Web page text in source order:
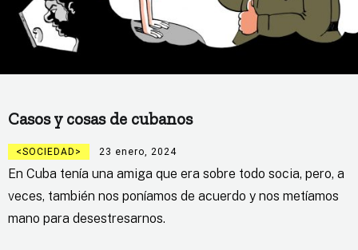
Casos y cosas de cubanos
SOCIEDAD 23 enero, 2024
En Cuba tenía una amiga que era sobre todo socia, pero, a
veces, también nos poníamos de acuerdo y nos metíamos
mano para desestresarnos.